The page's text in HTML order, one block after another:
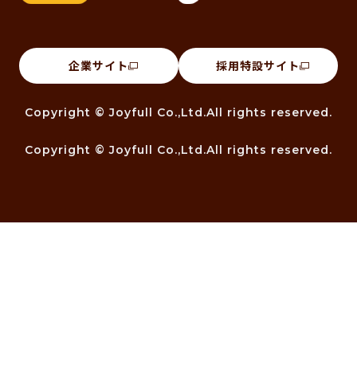
企業サイト 採用特設サイト
Copyright © Joyfull Co.,Ltd.All rights reserved.
Copyright © Joyfull Co.,Ltd.All rights reserved.